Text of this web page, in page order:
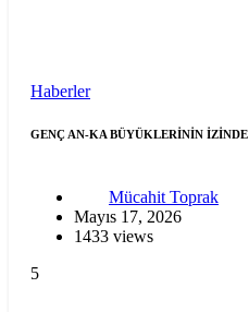
Haberler
GENÇ AN-KA BÜYÜKLERİNİN İZİNDE
Mücahit Toprak
Mayıs 17, 2026
1433 views
5